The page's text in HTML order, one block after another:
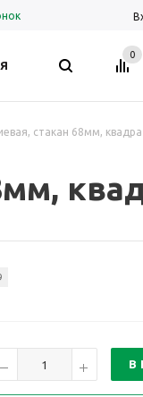
0
стакан 68мм,
В